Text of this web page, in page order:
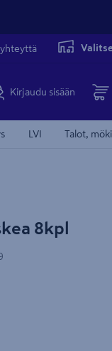
Kirjaudu sisään
LVI Talot,
8kpl